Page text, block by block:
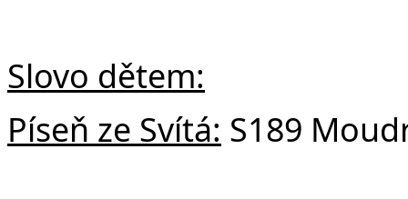
Slovo dětem:
Píseň ze Svítá: S189